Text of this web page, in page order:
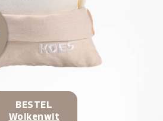
BESTEL
Wolkenwit